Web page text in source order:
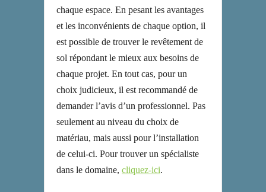
chaque espace. En pesant les avantages
et les inconvénients de chaque option, il
est possible de trouver le revêtement de
sol répondant le mieux aux besoins de
chaque projet. En tout cas, pour un
choix judicieux, il est recommandé de
demander l’avis d’un professionnel. Pas
seulement au niveau du choix de
matériau, mais aussi pour l’installation
de celui-ci. Pour trouver un spécialiste
dans le domaine, cliquez-ici.